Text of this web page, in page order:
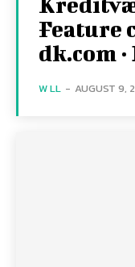
Feature
dk.com
W LL - AUGUST 9,